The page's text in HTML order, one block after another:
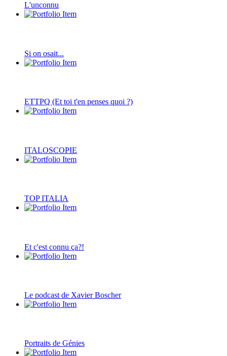
L'unconnu
Si on osait...
ETTPQ (Et toi t'en penses quoi ?)
ITALOSCOPIE
TOP ITALIA
Et c'est connu ça?!
Le podcast de Xavier Boscher
Portraits de Génies